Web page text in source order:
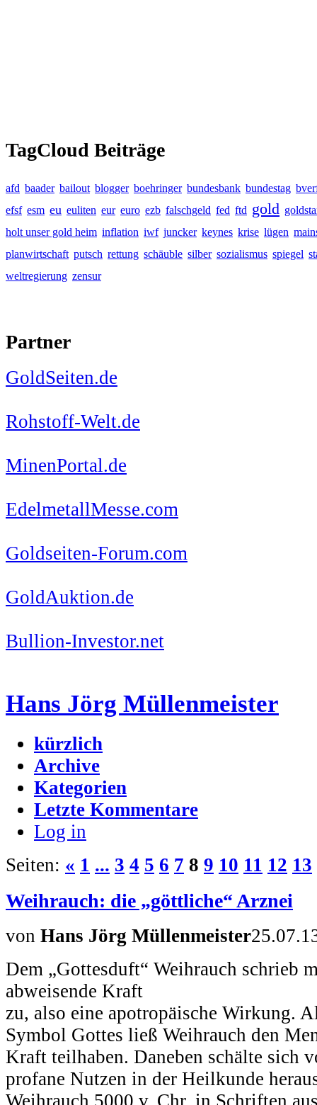
TagCloud Beiträge
afd baader bailout blogger boehringer bundesbank bundestag
efsf esm eu euliten eur euro ezb falschgeld fed ftd gold
holt unser gold heim inflation iwf juncker keynes krise lügen
planwirtschaft putsch rettung schäuble silber sozialismus spiegel
weltregierung zensur
Partner
GoldSeiten.de
Rohstoff-Welt.de
MinenPortal.de
EdelmetallMesse.com
Goldseiten-Forum.com
GoldAuktion.de
Bullion-Investor.net
Hans Jörg Müllenmeister
kürzlich
Archive
Kategorien
Letzte Kommentare
Log in
Seiten: « 1 ... 3 4 5 6 7 8 9 10 11 12 13
Weihrauch: die „göttliche“ Arznei
von Hans Jörg Müllenmeister
Dem „Gottesduft“ Weihrauch schrieb
abweisende Kraft
zu, also eine apotropäische Wirkung.
Symbol Gottes ließ Weihrauch den
Kraft teilhaben. Daneben schälte sich
profane Nutzen in der Heilkunde